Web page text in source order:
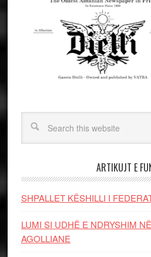
ARTIKUJT E
SHPALLET KËSHILLI I
LUMI SI UDHË E NDRYSHIM
AGOLLIANE